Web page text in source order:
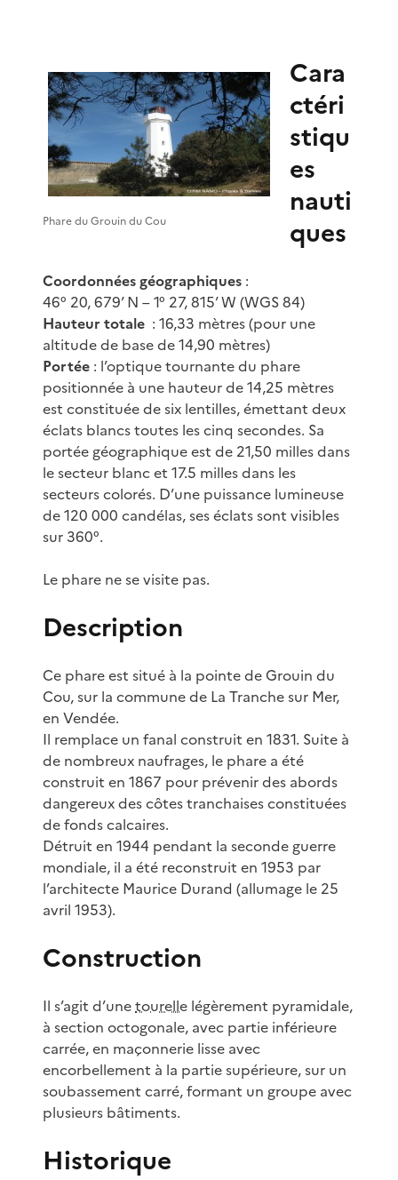
Phare du Grouin du Cou
Cara
ctéri
stiqu
es
nauti
ques
Coordonnées géographiques :
46° 20, 679’ N – 1° 27, 815’ W (WGS 84)
Hauteur totale : 16,33 mètres (pour une
altitude de base de 14,90 mètres)
Portée : l’optique tournante du phare
positionnée à une hauteur de 14,25 mètres
est constituée de six lentilles, émettant deux
éclats blancs toutes les cinq secondes. Sa
portée géographique est de 21,50 milles dans
le secteur blanc et 17.5 milles dans les
secteurs colorés. D’une puissance lumineuse
de 120 000 candélas, ses éclats sont visibles
sur 360°.
Le phare ne se visite pas.
Description
Ce phare est situé à la pointe de Grouin du
Cou, sur la commune de La Tranche sur Mer,
en Vendée.
Il remplace un fanal construit en 1831. Suite à
de nombreux naufrages, le phare a été
construit en 1867 pour prévenir des abords
dangereux des côtes tranchaises constituées
de fonds calcaires.
Détruit en 1944 pendant la seconde guerre
mondiale, il a été reconstruit en 1953 par
l’architecte Maurice Durand (allumage le 25
avril 1953).
Construction
Il s’agit d’unetourelle légèrement pyramidale,
à section octogonale, avec partie inférieure
carrée, en maçonnerie lisse avec
encorbellement à la partie supérieure, sur un
soubassement carré, formant un groupe avec
plusieurs bâtiments.
Historique